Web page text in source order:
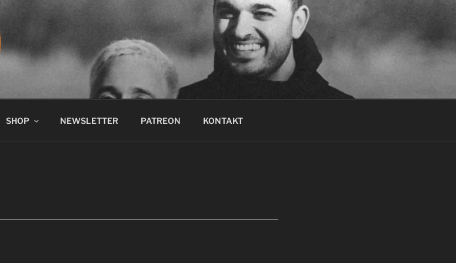
SHOP NEWSLETTER PATREON KONTAKT